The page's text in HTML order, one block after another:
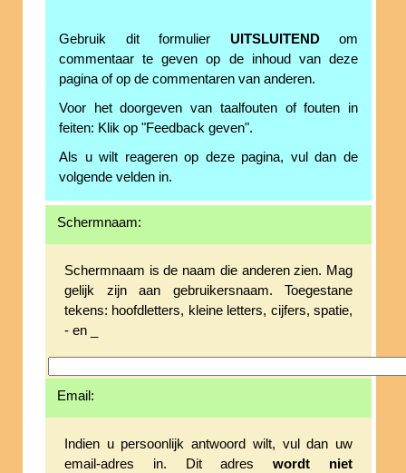
Gebruik dit formulier UITSLUITENDom
commentaar te geven op de inhoud van deze
pagina of op de commentaren van anderen.
Voor het doorgeven van taalfouten of fouten in
feiten: Klik op "Feedback geven".
Als u wilt reageren op deze pagina, vul dan de
volgende velden in.
Schermnaam:
Schermnaam is de naam die anderen zien. Mag
gelijk zijn aan gebruikersnaam. Toegestane
tekens: hoofdletters, kleine letters, cijfers, spatie,
- en _
Email:
Indien u persoonlijk antwoord wilt, vul dan uw
email-adres in. Dit adreswordt niet